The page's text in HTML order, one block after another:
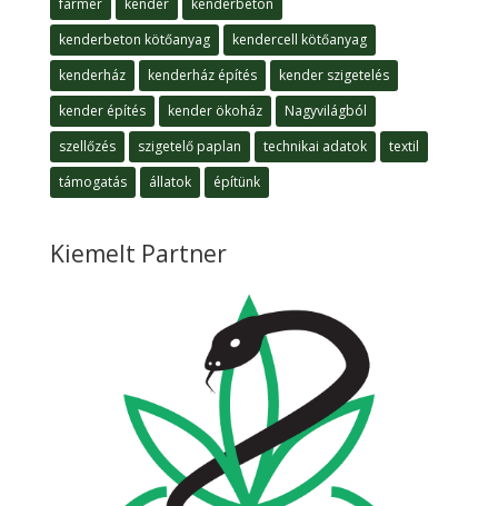
kenderbeton kötőanyag
kendercell kötőanyag
kenderház
kenderház építés
kender szigetelés
kender építés
kender ökoház
Nagyvilágból
szellőzés
szigetelő paplan technikai adatok
textil
támogatás
állatok építünk
Kiemelt Partner